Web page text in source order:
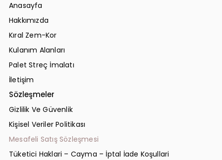
Anasayfa
Hakkımızda
Kıral Zem-Kor
Kulanım Alanları
Palet Streç İmalatı
İletişim
Sözleşmeler
Gizlilik Ve Güvenlik
Kişisel Veriler Politikası
Mesafeli Satış Sözleşmesi
Tüketici Haklari – Cayma – İptal İade Koşullari